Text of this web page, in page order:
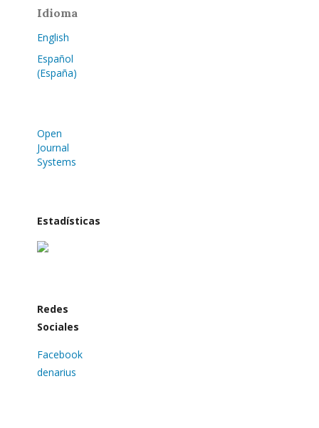
Idioma
English
Español
(España)
Open
Journal
Systems
Estadísticas
Redes
Sociales
Facebook
denarius